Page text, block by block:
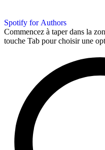
Spotify for Authors
Commencez à taper dans la
touche Tab pour choisir une